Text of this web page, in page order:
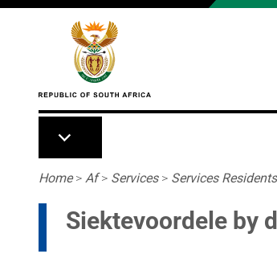
Skip to main content
Breadcrumb
Home> Af> Services> Services Residents
Siektevoordele by